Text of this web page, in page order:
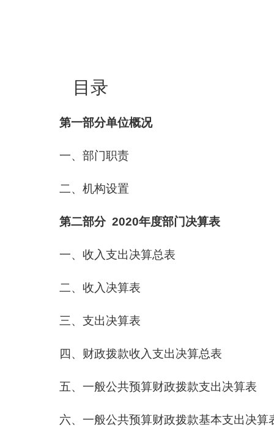
目录
第一部分单位概况
一、部门职责
二、机构设置
第二部分 2020年度部门决算表
一、收入支出决算总表
二、收入决算表
三、支出决算表
四、财政拨款收入支出决算总表
五、一般公共预算财政拨款支出决算表
六、一般公共预算财政拨款基本支出决算